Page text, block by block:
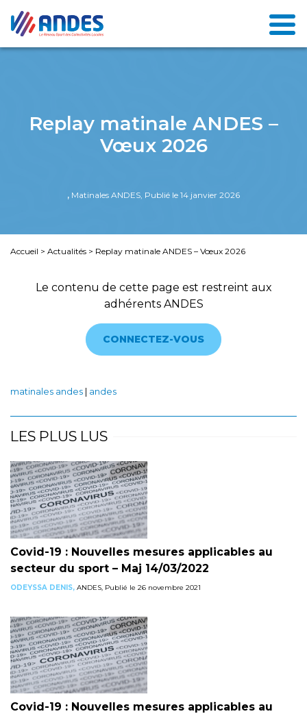
Replay matinale ANDES –
Vœux 2026
, Matinales ANDES, Publié le 14 janvier 2026
Accueil > Actualités > Replay matinale ANDES – Vœux 2026
Le contenu de cette page est restreint aux
adhérents ANDES
CONNECTEZ-VOUS
matinales andes andes
LES PLUS LUS
Covid-19 : Nouvelles mesures applicables au
secteur du sport – Maj 14/03/2022
ODEYSSA DENIS, ANDES, Publié le 26 novembre 2021
Covid-19 : Nouvelles mesures applicables au